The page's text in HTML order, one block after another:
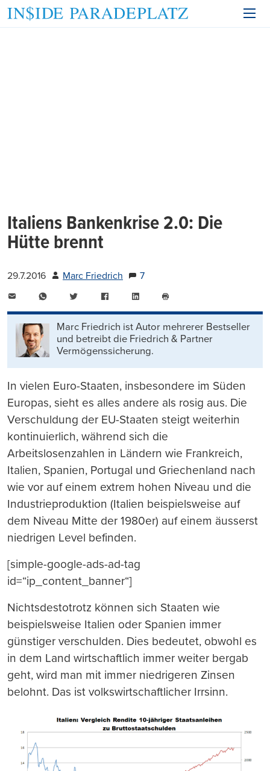
Italiens Bankenkrise 2.0: Die
Hütte brennt
29.7.2016 Marc Friedrich
7
WhatsAppTwitter FacebookLinkedIn
drucken
Marc Friedrich ist Autor mehrerer Bestseller
und betreibt die Friedrich & Partner
Vermögenssicherung.
In vielen Euro-Staaten, insbesondere im Süden
Europas, sieht es alles andere als rosig aus. Die
Verschuldung der EU-Staaten steigt weiterhin
kontinuierlich, während sich die
Arbeitslosenzahlen in Ländern wie Frankreich,
Italien, Spanien, Portugal und Griechenland nach
wie vor auf einem extrem hohen Niveau und die
Industrieproduktion (Italien beispielsweise auf
dem Niveau Mitte der 1980er) auf einem äusserst
niedrigen Level befinden.
[simple-google-ads-ad-tag
id=“ip_content_banner“]
Nichtsdestotrotz können sich Staaten wie
beispielsweise Italien oder Spanien immer
günstiger verschulden. Dies bedeutet, obwohl es
in dem Land wirtschaftlich immer weiter bergab
geht, wird man mit immer niedrigeren Zinsen
belohnt. Das ist volkswirtschaftlicher Irrsinn.